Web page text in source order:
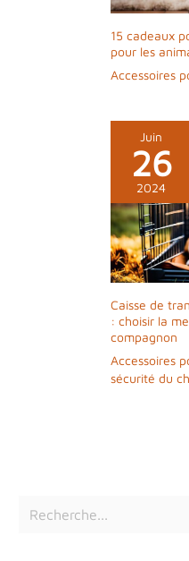
15 cadeaux
pour les
Accessoires
Juin
26
2024
Caisse de
: choisir la
compagnon
Accessoires
sécurité du